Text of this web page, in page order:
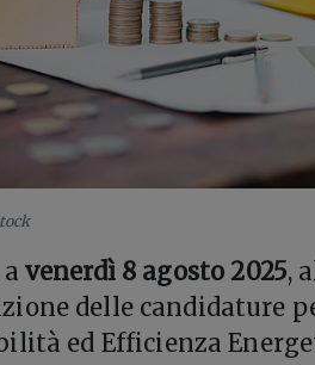
venerdì 8 agosto 2025,
delle candidature
ed Efficienza